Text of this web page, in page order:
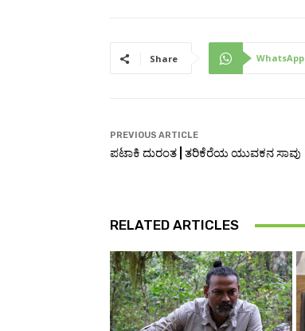
Share WhatsApp
PREVIOUS ARTICLE
ಪಟಾಕಿ ದುರಂತ | ತರಿಕೆರೆಯ ಯುವಕನ ಸಾವು
RELATED ARTICLES